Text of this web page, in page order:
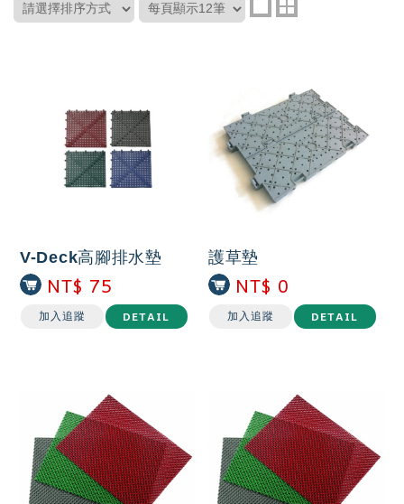
V-Deck高腳排水墊
NT$ 75
加入追蹤 DETAIL
護草墊
NT$ 0
加入追蹤 DETAIL